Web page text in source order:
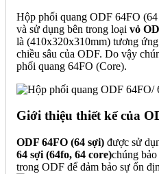
Hộp phối quang ODF 64FO
và sử dụng bên trong loại vỏ
là (410x320x310mm) tương
chiều sâu của ODF. Do vậy
phối quang 64FO (Core).
Giới thiệu thiết kế của
ODF 64FO (64 sợi) được sử
64 sợi (64fo, 64 core)chúng
trong ODF để đảm bảo sự ổn